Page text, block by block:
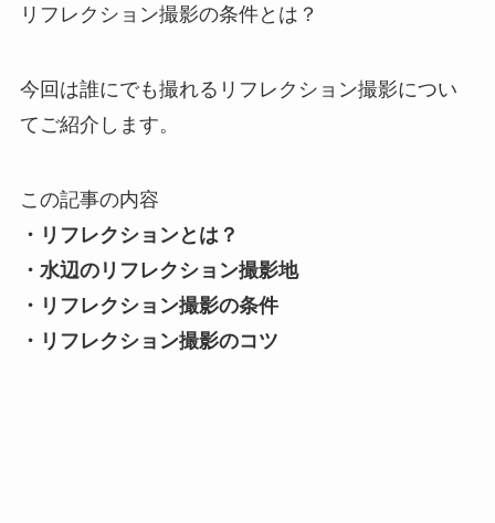
リフレクション撮影の条件とは？
今回は誰にでも撮れるリフレクション撮影につい
てご紹介します。
この記事の内容
・リフレクションとは？
・水辺のリフレクション撮影地
・リフレクション撮影の条件
・リフレクション撮影のコツ